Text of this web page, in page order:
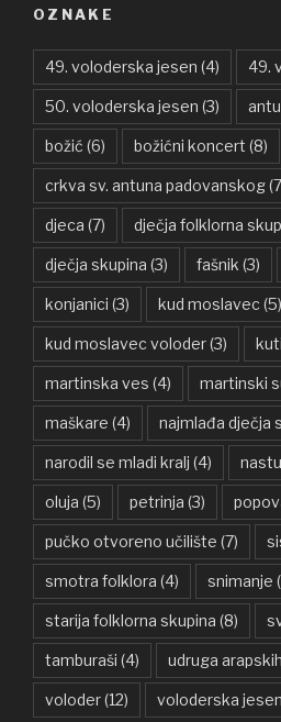
OZNAKE
49. voloderska jesen (4) 49.
50. voloderska jesen (3)
božić (6) božićni koncert (8)
crkva sv. antuna padovanskog
djeca (7) dječja folklorna
dječja skupina (3) fašnik (3)
konjanici (3) kud moslavec (5)
kud moslavec voloder(3)
martinska ves (4) martinski
maškare (4) najmlađa dječja
narodil se mladi kralj (4)
oluja (5) petrinja (3)
pučko otvoreno učilište (7)
smotra folklora (4) snimanje
starija folklorna skupina (8)
tamburaši (4) udruga
voloder(12) voloderska jesen